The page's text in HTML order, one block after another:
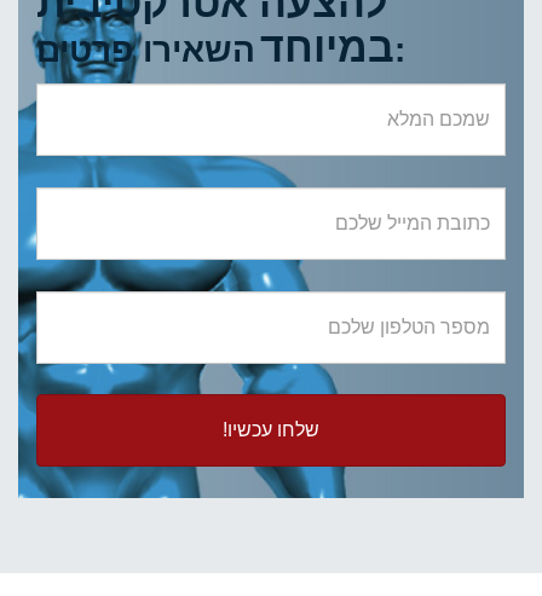
במיוחדהשאירו פרטים:
המלא
המייל
הטלפון